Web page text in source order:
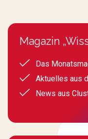
Magazin
Das
Aktuelles aus
News aus